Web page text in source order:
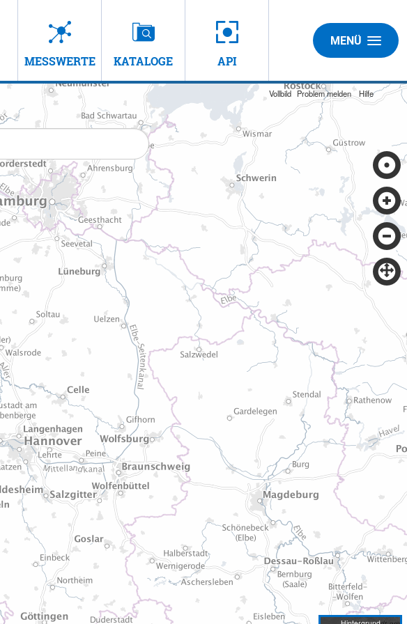
MESSWERTE KATALOGE API
MENÜ